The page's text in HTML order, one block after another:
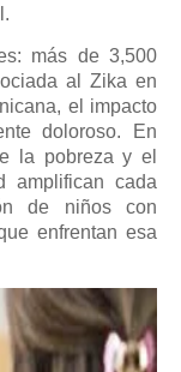
más de 3,500
al Zika en
el impacto
doloroso. En
la pobreza y el
amplifican cada
de niños con
enfrentan esa